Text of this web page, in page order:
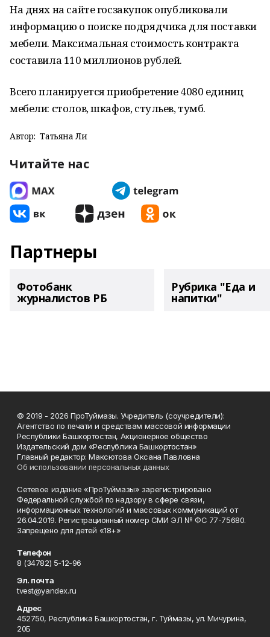
На днях на сайте госзакупок опубликовали
информацию о поиске подрядчика для поставки
мебели. Максимальная стоимость контракта
составила 110 миллионов рублей.
Всего планируется приобретение 4080 единиц
мебели: столов, шкафов, стульев, тумб.
Автор: Татьяна Ли
Читайте нас
Партнеры
Фотобанк
журналистов РБ
Рубрика "Еда и
напитки"
© 2019 - 2026 ПроТуймазы. Учредитель (соучредители):
Агентство по печати и средствам массовой информации
Республики Башкортостан, Акционерное общество
Издательский дом «Республика Башкортостан»
Главный редактор: Максютова Оксана Павловна
Об использовании персональных данных
Сетевое издание «ПроТуймазы» зарегистрировано
Федеральной службой по надзору в сфере связи,
информационных технологий и массовых коммуникаций от
26.04.2019. Регистрационный номер СМИ ЭЛ № ФС 77-75680.
Запрещено для детей «18+»
Телефон
8 (34782) 5-12-96
Эл. почта
tvest@yandex.ru
Адрес
452750, Республика Башкортостан, г. Туймазы, ул. Мичурина,
20Б